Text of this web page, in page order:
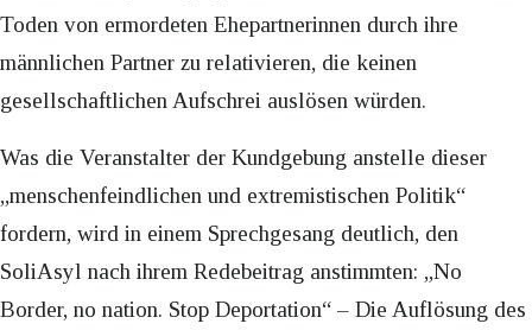
Toden von ermordeten Ehepartnerinnen durch ihre
männlichen Partner zu relativieren, die keinen
gesellschaftlichen Aufschrei auslösen würden.
Was die Veranstalter der Kundgebung anstelle dieser
„menschenfeindlichen und extremistischen Politik“
fordern, wird in einem Sprechgesang deutlich, den
SoliAsyl nach ihrem Redebeitrag anstimmten: „No
Border, no nation. Stop Deportation“ – Die Auflösung des